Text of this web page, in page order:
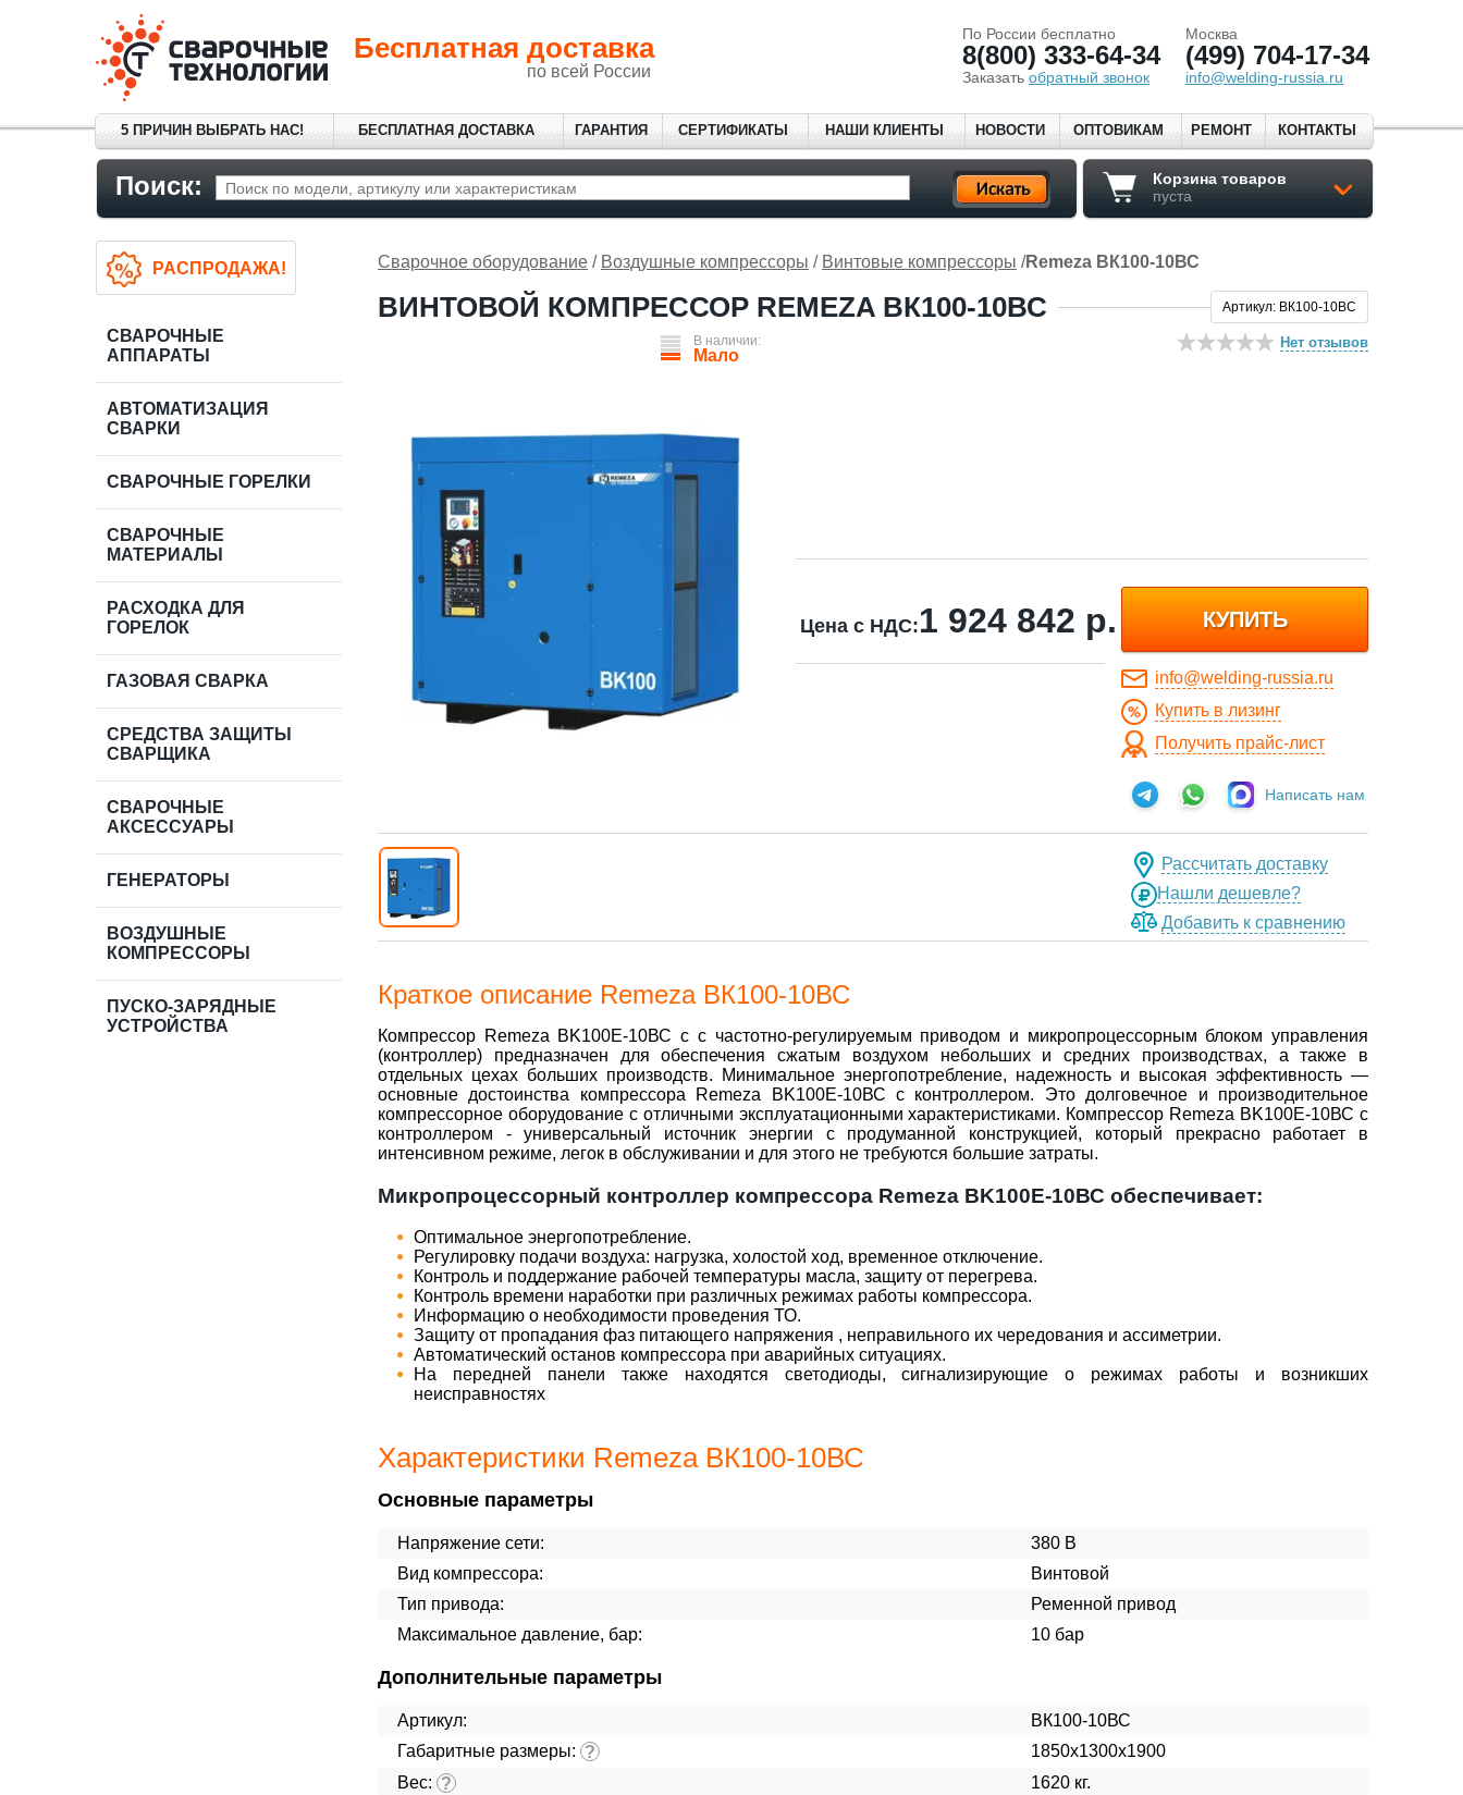
Бесплатная доставка
по всей России
По России бесплатно
8(800) 333-64-34
Заказать обратный звонок
Москва
(499) 704-17-34
info@welding-russia.ru
5 ПРИЧИН ВЫБРАТЬ НАС! БЕСПЛАТНАЯ ДОСТАВКА ГАРАНТИЯ СЕРТИФИКАТЫ НАШИ КЛИЕНТЫ НОВОСТИ ОПТОВИКАМ РЕМОНТ КОНТАКТЫ
Поиск:
Корзина товаров
пуста
Сварочное оборудование / Воздушные компрессоры / Винтовые компрессоры /Remeza ВК100-10ВС
ВИНТОВОЙ КОМПРЕССОР REMEZA ВК100-10ВС
Нет отзывов
Артикул: ВК100-10ВС
В наличии:
Мало
Цена с НДС:1 924 842 р. КУПИТЬ
info@welding-russia.ru
Купить в лизинг
Получить прайс-лист
Написать нам
Рассчитать доставку
Нашли дешевле?
Добавить к сравнению
Краткое описание Remeza ВК100-10ВС
Компрессор Remeza BK100Е-10ВС с c частотно-регулируемым приводом и микропроцессорным блоком управления
(контроллер) предназначен для обеспечения сжатым воздухом небольших и средних производствах, а также в
отдельных цехах больших производств. Минимальное энергопотребление, надежность и высокая эффективность —
основные достоинства компрессора Remeza BK100Е-10ВС с контроллером. Это долговечное и производительное
компрессорное оборудование с отличными эксплуатационными характеристиками. Компрессор Remeza BK100Е-10ВС с
контроллером - универсальный источник энергии с продуманной конструкцией, который прекрасно работает в
интенсивном режиме, легок в обслуживании и для этого не требуются большие затраты.
Микропроцессорный контроллер компрессора Remeza BK100Е-10ВС обеспечивает:
Оптимальное энергопотребление.
Регулировку подачи воздуха: нагрузка, холостой ход, временное отключение.
Контроль и поддержание рабочей температуры масла, защиту от перегрева.
Контроль времени наработки при различных режимах работы компрессора.
Информацию о необходимости проведения ТО.
Защиту от пропадания фаз питающего напряжения , неправильного их чередования и ассиметрии.
Автоматический останов компрессора при аварийных ситуациях.
На передней панели также находятся светодиоды, сигнализирующие о режимах работы и возникших
неисправностях
Характеристики Remeza ВК100-10ВС
Основные параметры
Напряжение сети:
380 В
Вид компрессора:
Винтовой
Тип привода:
Ременной привод
Максимальное давление, бар:
10 бар
Дополнительные параметры
Артикул:
ВК100-10ВС
Габаритные размеры: ?
1850х1300х1900
Вес: ?
1620 кг.
РАСПРОДАЖА!
СВАРОЧНЫЕ
АППАРАТЫ
АВТОМАТИЗАЦИЯ
СВАРКИ
СВАРОЧНЫЕ ГОРЕЛКИ
СВАРОЧНЫЕ
МАТЕРИАЛЫ
РАСХОДКА ДЛЯ
ГОРЕЛОК
ГАЗОВАЯ СВАРКА
СРЕДСТВА ЗАЩИТЫ
СВАРЩИКА
СВАРОЧНЫЕ
АКСЕССУАРЫ
ГЕНЕРАТОРЫ
ВОЗДУШНЫЕ
КОМПРЕССОРЫ
ПУСКО-ЗАРЯДНЫЕ
УСТРОЙСТВА